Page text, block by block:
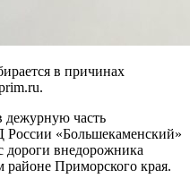
в причинах
дежурную часть
«Большекаменский»
дороги внедорожника
Приморского края.